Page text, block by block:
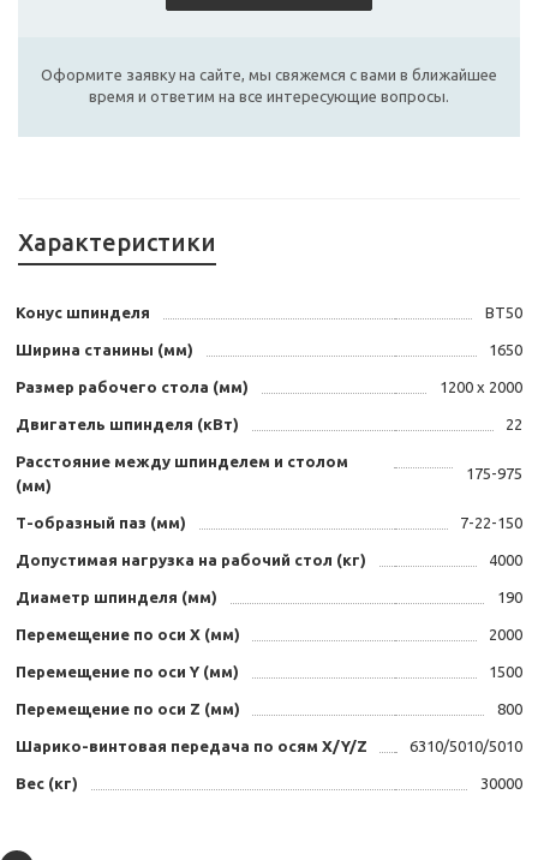
Оформите заявку на сайте, мы свяжемся с вами в ближайшее
время и ответим на все интересующие вопросы.
Характеристики
Конус шпинделя ВТ50
Ширина станины (мм) 1650
Размер рабочего стола (мм) 1200 х 2000
Двигатель шпинделя (кВт) 22
Расстояние между шпинделем и столом
(мм)
175-975
Т-образный паз (мм) 7-22-150
Допустимая нагрузка на рабочий стол (кг) 4000
Диаметр шпинделя (мм) 190
Перемещение по оси X (мм) 2000
Перемещение по оси Y (мм) 1500
Перемещение по оси Z (мм) 800
Шарико-винтовая передача по осям X/Y/Z 6310/5010/5010
Вес (кг) 30000